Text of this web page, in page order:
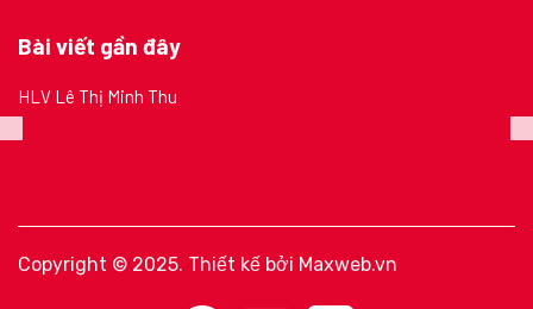
Bài viết gần đây
HLV Lê Thị Minh Thu
Copyright © 2025. Thiết kế bởi Maxweb.vn